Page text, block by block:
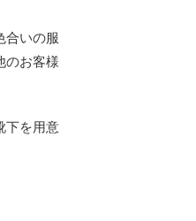
合いの服
のお客様
下を用意